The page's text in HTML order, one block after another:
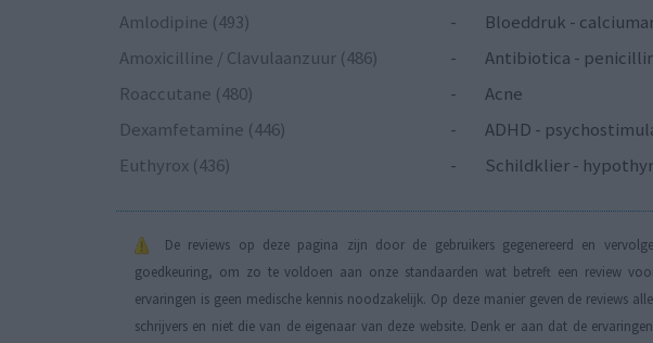
Amlodipine (493)
-
Bloeddruk -
Amoxicilline / Clavulaanzuur (486)
-
Antibiotica -
Roaccutane (480)
-
Acne
Dexamfetamine (446)
-
ADHD -
Euthyrox (436)
- Schildklier -
De reviews op deze pagina zijn door de gebruikers gegenereerd en
goedkeuring, om zo te voldoen aan onze standaarden wat betreft een review
ervaringen is geen medische kennis noodzakelijk. Op deze manier geven de reviews
schrijvers en niet die van de eigenaar van deze website. Denk er aan dat de